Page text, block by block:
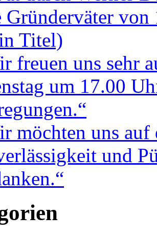
Gründerväter
Titel)
freuen uns sehr
um 17.00
möchten uns
und